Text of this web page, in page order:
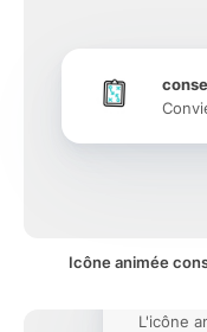
Icône animée
L'icône